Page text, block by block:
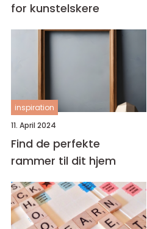
for kunstelskere
inspiration
11. April 2024
Find de perfekte
rammer til dit hjem